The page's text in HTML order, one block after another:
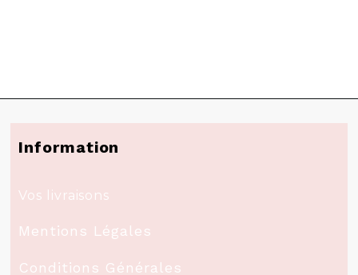
Information
Vos livraisons
Mentions Légales
Conditions Générales